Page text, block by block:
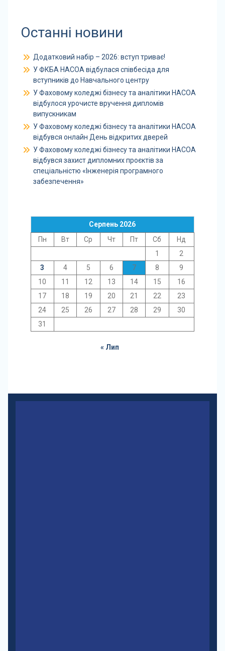
Останні новини
Додатковий набір – 2026: вступ триває!
У ФКБА НАСОА відбулася співбесіда для
вступників до Навчального центру
У Фаховому коледжі бізнесу та аналітики НАСОА
відбулося урочисте вручення дипломів
випускникам
У Фаховому коледжі бізнесу та аналітики НАСОА
відбувся онлайн День відкритих дверей
У Фаховому коледжі бізнесу та аналітики НАСОА
відбувся захист дипломних проєктів за
спеціальністю «Інженерія програмного
забезпечення»
Серпень 2026
Пн
Вт Ср Чт Пт Сб
Нд
1
2
3
4 5 6 7 8
9
10
11 12 13 14 15
16
17
18 19 20 21 22
23
24
25 26 27 28 29
30
31
« Лип